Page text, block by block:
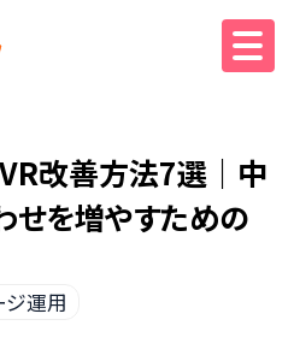
改善方法7選｜中
を増やすための
ジ運用